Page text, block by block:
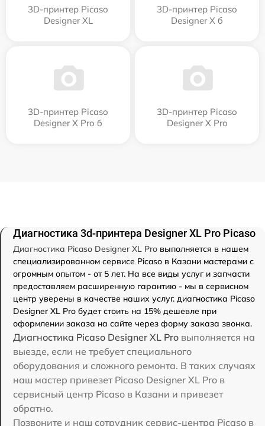
3D-принтер Picaso
Designer XL
3D-принтер Picaso
Designer X б
3D-принтер Picaso
Designer X Pro б
3D-принтер Picaso
Designer X Pro
Диагностика 3d-принтера Designer XL Pro Picaso
Диагностика Picaso Designer XL Pro выполняется в нашем
специализированном сервисе Picaso в Казани мастерами с
огромным опытом - от 5 лет. На все виды услуг и запчасти
предоставляем расширенную гарантию - мы в сервисном
центр уверены в качестве наших услуг. диагностика Picaso
Designer XL Pro будет стоить на 15% дешевле при
оформлении заказа на сайте через форму заказа звонка.
Диагностика Picaso Designer XL Pro выполняется на
выезде, если не требует специального
оборудования и сложного ремонта. В таких случаях
наш мастер привезет Picaso Designer XL Pro в
сервисный центр Picaso в Казани и привезет
обратно.
Позвоните и наш сотрудник сервис-центра Picaso в